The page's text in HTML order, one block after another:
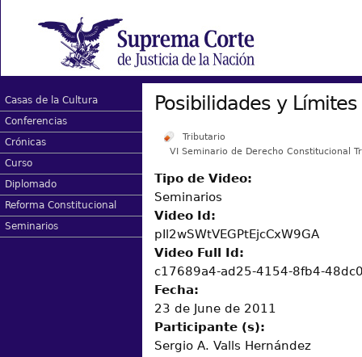
Casas de la Cultura
Conferencias
Crónicas
Curso
Diplomado
Reforma Constitucional
Seminarios
Posibilidades y
Tributario
VI Seminario de Derecho Constitucional
Tipo de Video:
Seminarios
Video Id:
pIl2wSWtVEGPtEjcCxW9GA
Video Full Id:
c17689a4-ad25-4154-8fb4-
Fecha:
23 de June de 2011
Participante (s):
Sergio A. Valls Hernández